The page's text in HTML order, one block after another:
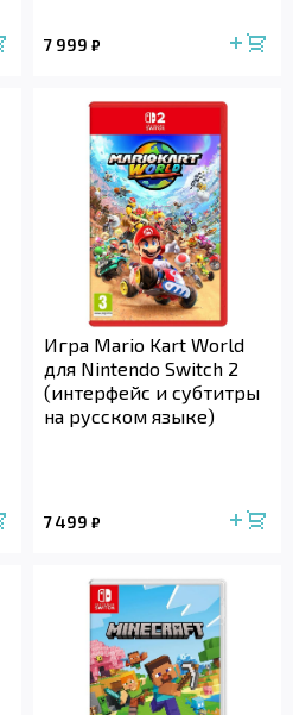
7 999 ₽
Игра Mario Kart World
для Nintendo Switch 2
(интерфейс и субтитры
на русском языке)
7 499 ₽